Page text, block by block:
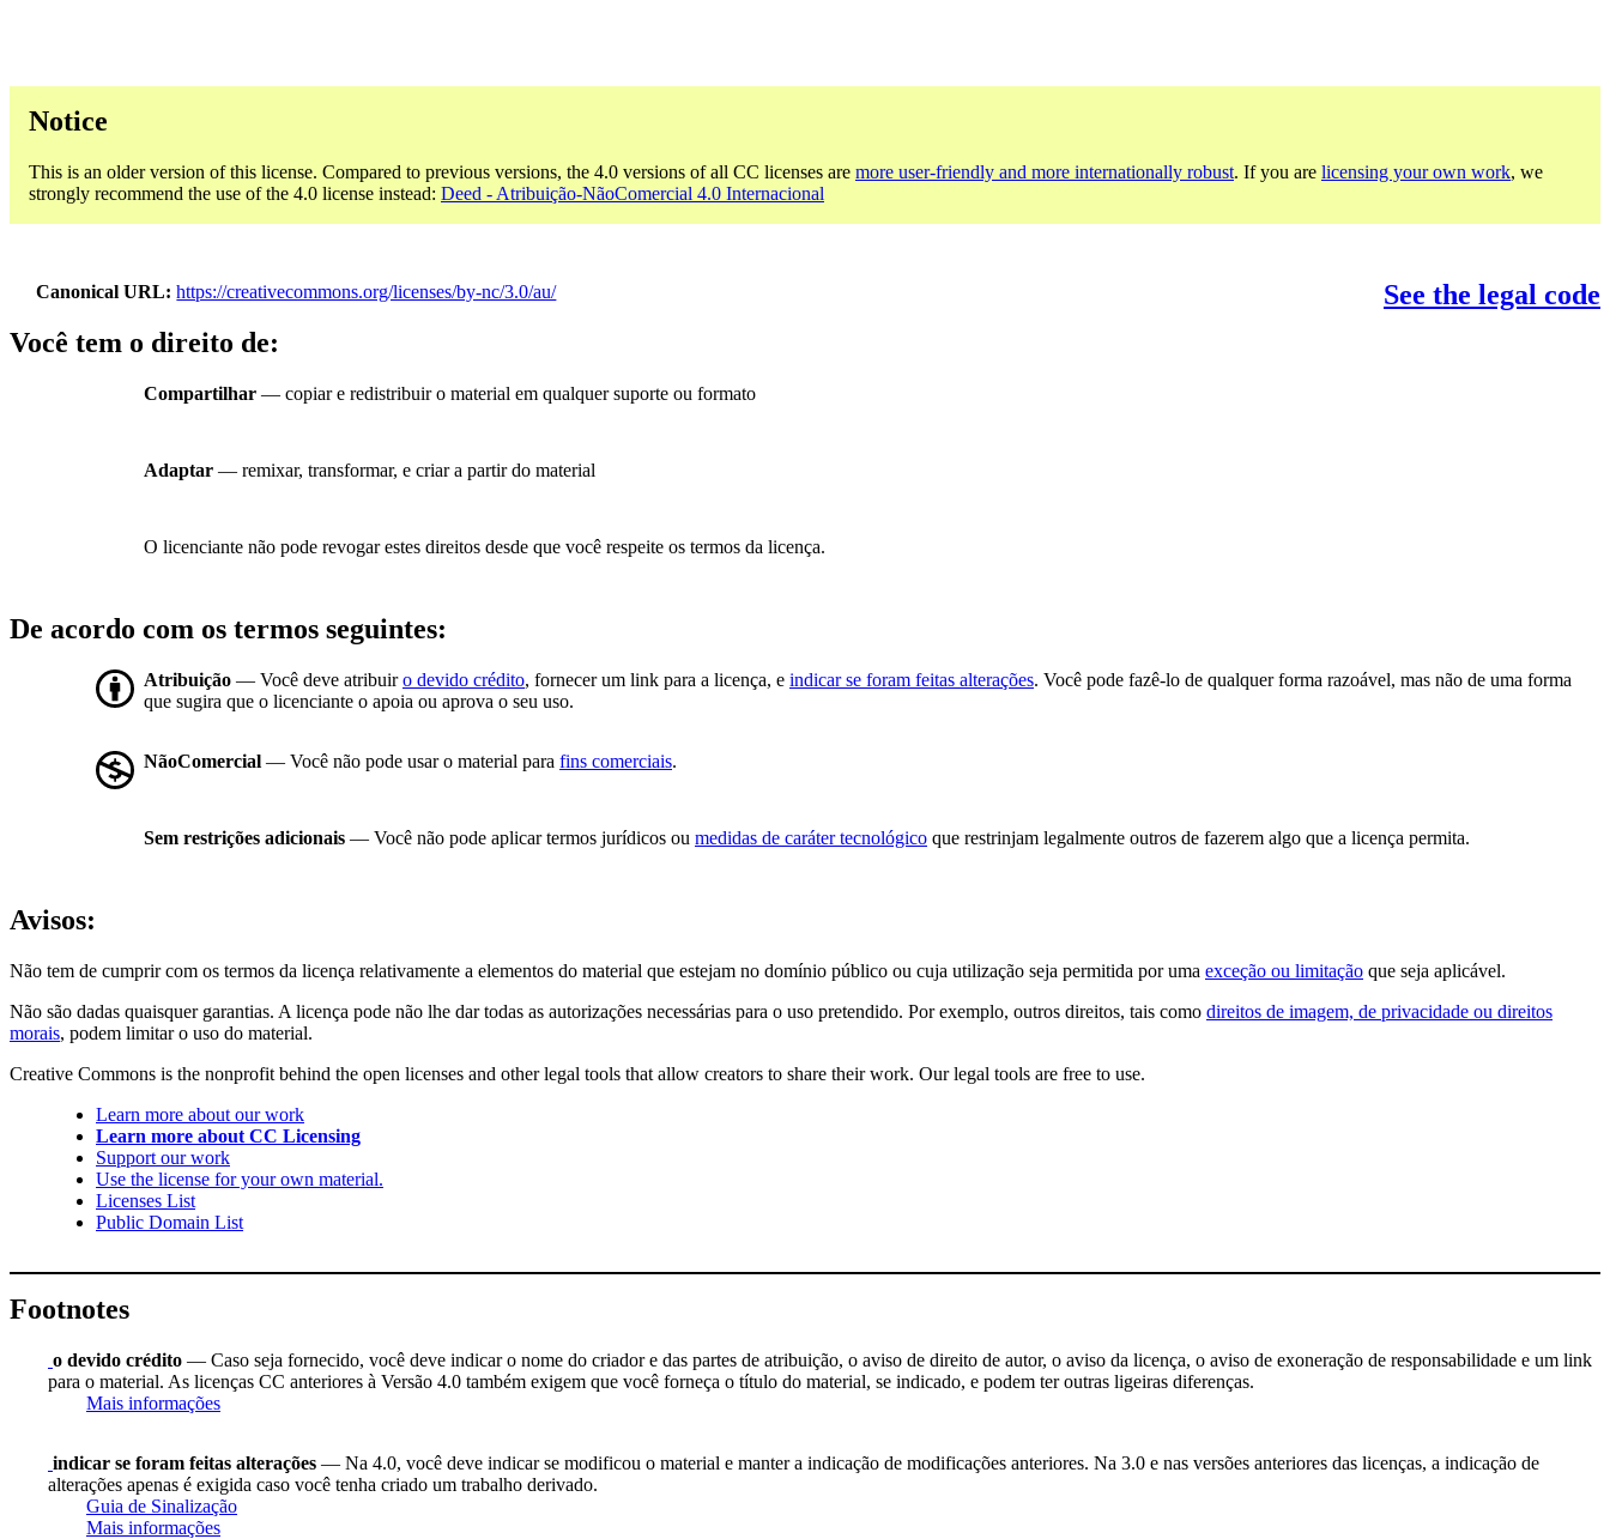
Notice
This is an older version of this license. Compared to previous versions, the 4.0 versions of all CC licenses are more user-friendly and more internationally robust. If you are licensing your own work, we
strongly recommend the use of the 4.0 license instead: Deed - Atribuição-NãoComercial 4.0 Internacional
Canonical URL https://creativecommons.org/licenses/by-nc/3.0/au/
See the legal code
Você tem o direito de:
Compartilhar — copiar e redistribuir o material em qualquer suporte ou formato
Adaptar — remixar, transformar, e criar a partir do material
O licenciante não pode revogar estes direitos desde que você respeite os termos da licença.
De acordo com os termos seguintes:
Atribuição — Você deve atribuiro devido crédito, fornecer um link para a licença, e indicar se foram feitas alterações. Você pode fazê-lo de qualquer forma razoável, mas não de uma forma
que sugira que o licenciante o apoia ou aprova o seu uso.
NãoComercial — Você não pode usar o material para fins comerciais.
Sem restrições adicionais — Você não pode aplicar termos jurídicos ou medidas de caráter tecnológico que restrinjam legalmente outros de fazerem algo que a licença permita.
Avisos:
Não tem de cumprir com os termos da licença relativamente a elementos do material que estejam no domínio público ou cuja utilização seja permitida por uma exceção ou limitação que seja aplicável.
Não são dadas quaisquer garantias. A licença pode não lhe dar todas as autorizações necessárias para o uso pretendido. Por exemplo, outros direitos, tais como direitos de imagem, de privacidade ou direitos
morais, podem limitar o uso do material.
Creative Commons is the nonprofit behind the open licenses and other legal tools that allow creators to share their work. Our legal tools are free to use.
Learn more about our work
Learn more about CC Licensing
Support our work
Use the license for your own material.
Licenses List
Public Domain List
Footnotes
o devido crédito — Caso seja fornecido, você deve indicar o nome do criador e das partes de atribuição, o aviso de direito de autor, o aviso da licença, o aviso de exoneração de responsabilidade e um link
para o material. As licenças CC anteriores à Versão 4.0 também exigem que você forneça o título do material, se indicado, e podem ter outras ligeiras diferenças.
Mais informações
indicar se foram feitas alterações — Na 4.0, você deve indicar se modificou o material e manter a indicação de modificações anteriores. Na 3.0 e nas versões anteriores das licenças, a indicação de
alterações apenas é exigida caso você tenha criado um trabalho derivado.
Guia de Sinalização
Mais informações